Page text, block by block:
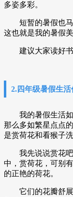
多姿多彩。
短暂的暑假也马
这也就是我的暑假美
建议大家读好书
2.四年级暑假生
我的暑假生活如
那么多如繁星点点
是赏荷花和看猴子洗
我先说说赏花吧!
中，赏荷花，可别
的正艳的荷花。
它们的花瓣舒展